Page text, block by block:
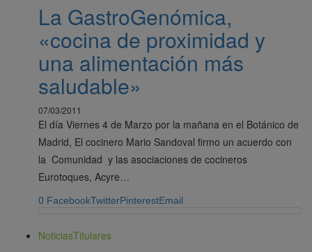
La GastroGenómica,
«cocina de proximidad y
una alimentación más
saludable»
07/03/2011
El día Viernes 4 de Marzo por la mañana en el Botánico de
Madrid, El cocinero Mario Sandoval firmo un acuerdo con
la Comunidad y las asociaciones de cocineros
Eurotoques, Acyre…
0 FacebookTwitterPinterestEmail
NoticiasTitulares